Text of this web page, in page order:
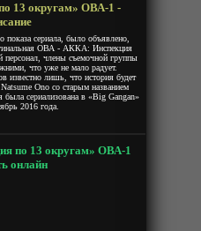
13 округам» ОВА-1 -
показа сериала, было объявлено,
ОВА - АККА: Инспекция
персонал, члены съемочной группы
что уже не мало радует.
известно лишь, что история будет
Ono со старым названием
сериализована в «Big Gangan»
2016 года.
по 13 округам» ОВА-1
онлайн